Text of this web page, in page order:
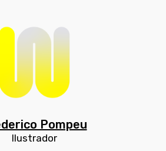
Pompeu
Ilustrador